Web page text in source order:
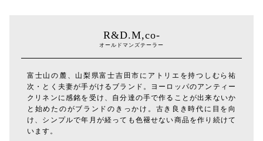
R&D.M,co-
オールドマンズテーラー
富士山の麓、山梨県富士吉田市にアトリエを持つしむら祐
次・とく夫妻が手がけるブランド。ヨーロッパのアンティー
クリネンに感銘を受け、自分達の手で作ることが出来ないか
と始めたのがブランドのきっかけ。古き良き時代に目を向
け、シンプルで年月が経っても色褪せない商品を作り続けて
います。